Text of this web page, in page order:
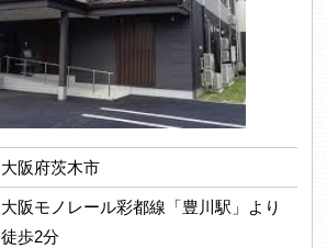
大阪府茨木市
大阪モノレール彩都線「豊川駅」より
徒歩2分